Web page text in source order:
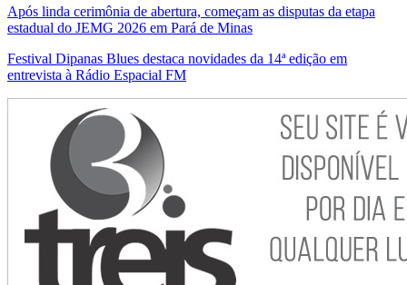
Após linda cerimônia de abertura, começam as disputas da etapa
estadual do JEMG 2026 em Pará de Minas
Festival Dipanas Blues destaca novidades da 14ª edição em
entrevista à Rádio Espacial FM